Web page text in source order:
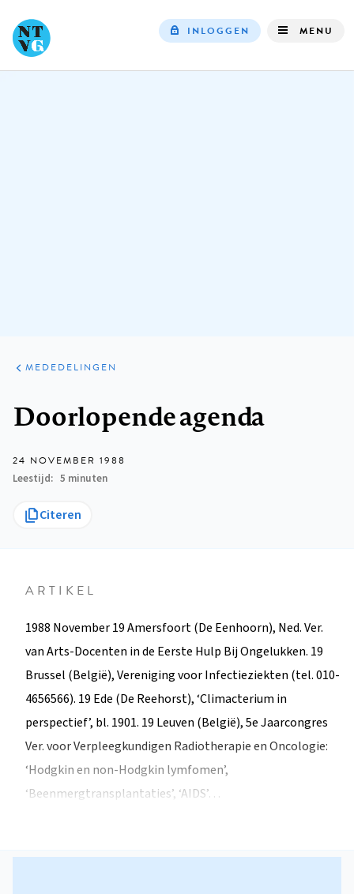
INLOGGEN MENU
ARTIKELEN
VARIA
MEDEDELINGEN
Doorlopende agenda
24 NOVEMBER 1988
Leestijd
5 minuten
Citeren
ARTIKEL
1988 November 19 Amersfoort (De Eenhoorn), Ned. Ver.
van Arts-Docenten in de Eerste Hulp Bij Ongelukken. 19
Brussel (België), Vereniging voor Infectieziekten (tel. 010-
4656566). 19 Ede (De Reehorst), ‘Climacterium in
perspectief’, bl. 1901. 19 Leuven (België), 5e Jaarcongres
Ver. voor Verpleegkundigen Radiotherapie en Oncologie:
‘Hodgkin en non-Hodgkin lymfomen’,
‘Beenmergtransplantaties’, ‘AIDS’…